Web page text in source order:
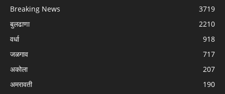
Breaking News
3719
बुलढाणा
2210
वर्धा
918
जळगाव
717
अकोला
207
अमरावती
190